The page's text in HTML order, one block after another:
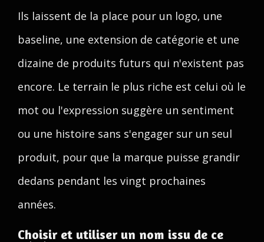
Ils laissent de la place pour un logo, une
baseline, une extension de catégorie et une
dizaine de produits futurs qui n'existent pas
encore. Le terrain le plus riche est celui où le
mot ou l'expression suggère un sentiment
ou une histoire sans s'engager sur un seul
produit, pour que la marque puisse grandir
dedans pendant les vingt prochaines
années.
Choisir et utiliser un nom issu de ce